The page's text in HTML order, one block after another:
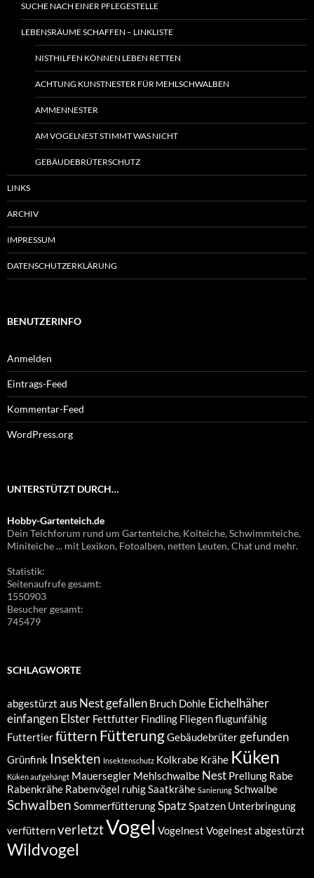
SUCHE NACH EINER PFLEGESTELLE
LEBENSRÄUME SCHAFFEN – LINKLISTE
NISTHILFEN KÖNNEN LEBEN RETTEN
ACHTUNG KUNSTNESTER FÜR MEHLSCHWALBEN
AMMENNESTER
AM VOGELNEST STIMMT WAS NICHT
GEBÄUDEBRÜTERSCHUTZ
LINKS
ARCHIV
IMPRESSUM
DATENSCHUTZERKLÄRUNG
BENUTZERINFO
Anmelden
Eintrags-Feed
Kommentar-Feed
WordPress.org
UNTERSTÜTZT DURCH…
Hobby-Gartenteich.de
Dein Teichforum rund um Gartenteiche, Koiteiche, Schwimmteiche,
Miniteiche ... mit Lexikon, Fotoalben, netten Leuten, Chat und mehr.
Statistik:
Seitenaufrufe gesamt:
1550903
Besucher gesamt:
745479
SCHLAGWORTE
abgestürzt aus Nest gefallen Bruch Dohle Eichelhäher
einfangenElster Fettfutter Findling Fliegenflugunfähig
Futtertierfüttern FütterungGebäudebrüter gefunden
Grünfink Insekten Insektenschutz Kolkrabe Krähe Küken
Küken aufgehängt Mauersegler Mehlschwalbe Nest Prellung Rabe
Rabenkrähe Rabenvögel ruhigSaatkrähe Sanierung Schwalbe
Schwalben SommerfütterungSpatzSpatzen Unterbringung
verfütternverletztVogel Vogelnest Vogelnest abgestürzt
Wildvogel